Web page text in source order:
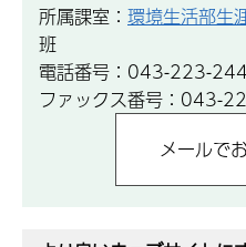
所属課室： 環境生活部生
班
電話番号：043-223-
ファックス番号：043-